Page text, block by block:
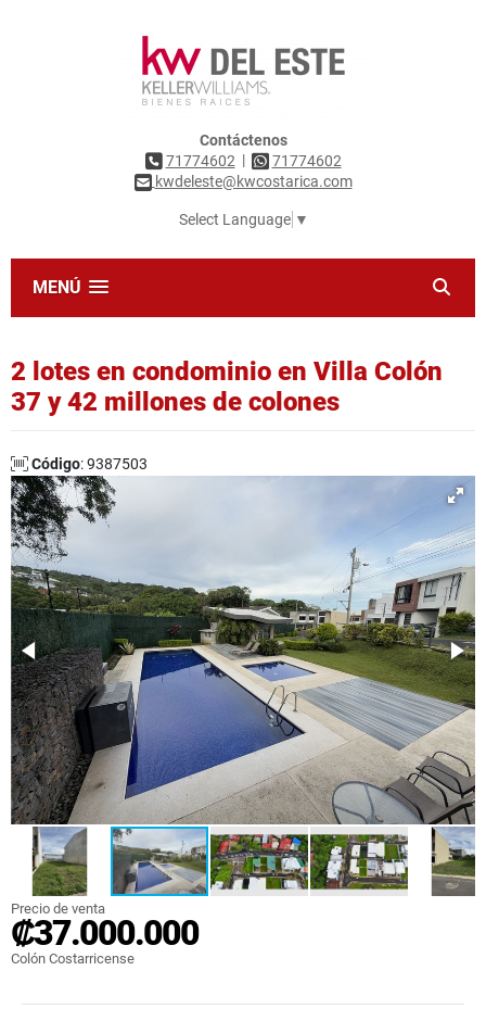
Contáctenos
71774602 |
71774602
kwdeleste@kwcostarica.com
Select Language ▼
MENÚ
2 lotes en condominio en Villa Colón
37 y 42 millones de colones
Código: 9387503
Precio de venta
₡37.000.000
Colón Costarricense